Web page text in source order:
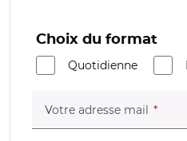
Choix du format
Quotidienne
Votre adresse mail